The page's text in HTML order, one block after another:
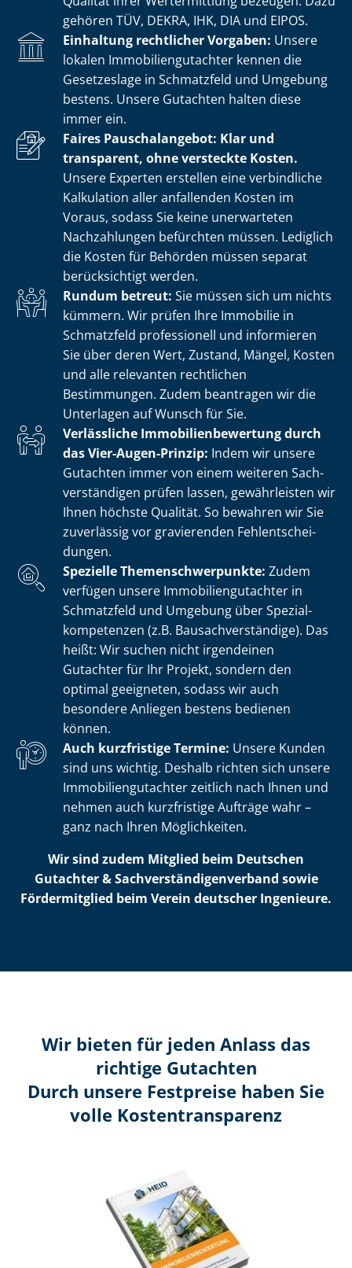
gehören TÜV, DEKRA, IHK, DIA und EIPOS.
Einhaltung rechtlicher Vorgaben: Unsere
lokalen Im­mo­bi­li­en­gut­ach­ter kennen die
Gesetzeslage in Schmatzfeld und Umgebung
bestens. Unsere Gutachten halten diese
immer ein.
Faires Pauschalangebot: Klar und
transparent, ohne versteckte Kosten.
Unsere Experten erstellen eine verbindliche
Kalkulation aller anfallenden Kosten im
Voraus, sodass Sie keine unerwarteten
Nachzahlungen befürchten müssen. Lediglich
die Kosten für Behörden müssen separat
berücksichtigt werden.
Rundum betreut: Sie müssen sich um nichts
kümmern. Wir prüfen Ihre Immobilie in
Schmatzfeld professionell und informieren
Sie über deren Wert, Zustand, Mängel, Kosten
und alle relevanten rechtlichen
Bestimmungen. Zudem beantragen wir die
Unterlagen auf Wunsch für Sie.
Verlässliche Im­mo­bi­li­en­be­wer­tung durch
das Vier-Augen-Prinzip: Indem wir unsere
Gutachten immer von einem weiteren Sach­
ver­stän­di­gen prüfen lassen, gewährleisten wir
Ihnen höchste Qualität. So bewahren wir Sie
zuverlässig vor gravierenden Fehl­ent­schei­
dun­gen.
Spezielle The­men­schwer­punk­te: Zudem
verfügen unsere Im­mo­bi­li­en­gut­ach­ter in
Schmatzfeld und Umgebung über Spe­zi­al­
kom­pe­ten­zen (z.B. Bau­sach­ver­stän­di­ge). Das
heißt: Wir suchen nicht irgendeinen
Gutachter für Ihr Projekt, sondern den
optimal geeigneten, sodass wir auch
besondere Anliegen bestens bedienen
können.
Auch kurzfristige Termine: Unsere Kunden
sind uns wichtig. Deshalb richten sich unsere
Im­mo­bi­li­en­gut­ach­ter zeitlich nach Ihnen und
nehmen auch kurzfristige Aufträge wahr –
ganz nach Ihren Möglichkeiten.
Wir sind zudem Mitglied beim Deutschen
Gutachter & Sach­ver­stän­di­gen­ver­band sowie
Fördermitglied beim Verein deutscher Ingenieure.
Wir bieten für jeden Anlass das
richtige Gutachten
Durch unsere Festpreise haben Sie
volle Kosten­transparenz